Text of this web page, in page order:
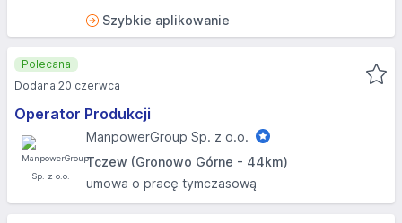
Szybkie aplikowanie
Operator Produkcji
ManpowerGroup Sp. z o.o.
Tczew (Gronowo Górne - 44km)
umowa o pracę tymczasową
Polecana
Dodana 20 czerwca